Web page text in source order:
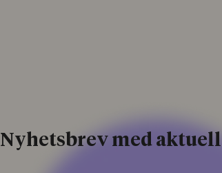
Nyhetsbrev med